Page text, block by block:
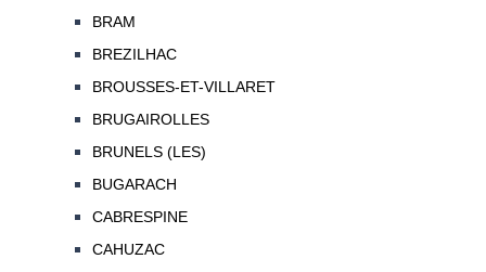
BRAM
BREZILHAC
BROUSSES-ET-VILLARET
BRUGAIROLLES
BRUNELS (LES)
BUGARACH
CABRESPINE
CAHUZAC